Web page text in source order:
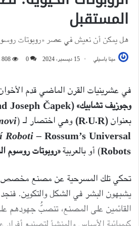
المستقبل
هل يمكن أن نعيش في عصر «روبوتات روسوم
مينا باسيلي 15 ديسمبر، 2024 0
في عشرينيات القرن الماضي قدم
وجوزيف تشابيك» (Karel and Joseph Čapek)
بعنوان(R.U.R) وهي اختصار لـ (
Roboti – Rossum’s Universal
Robots) أو بالعربية«روبوتات روسوم
تحكي تلك المسرحية عن مصنع مخصص
يشبهون البشر في الشكل والتكوين.
القائمين على المصنع، تنصبُّ جهودهم